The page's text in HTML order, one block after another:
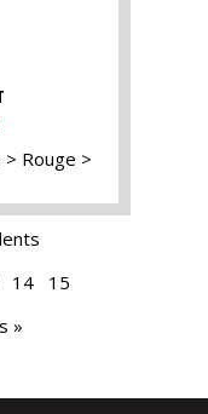
Rouge
14
15
»